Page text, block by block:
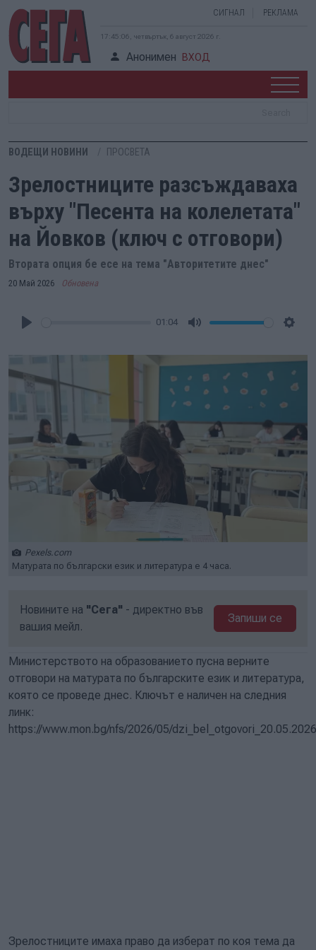
СИГНАЛ РЕКЛАМА
17:45:07, четвъртък, 6 август 2026 г.
Анонимен ВХОД
ВОДЕЩИ НОВИНИ ПРОСВЕТА
Зрелостниците разсъждаваха
върху "Песента на колелетата"
на Йовков (ключ с отговори)
Втората опция бе есе на тема "Авторитетите днес"
20 Май 2026 Обновена
01:04
Pexels.com
Матурата по български език и литература е 4 часа.
Новините на "Сега" - директно във
вашия мейл.
Запиши се
Министерството на образованието пусна верните
отговори на матурата по българските език и литература,
която се проведе днес. Ключът е наличен на следния
линк:
https://www.mon.bg/nfs/2026/05/
Зрелостниците имаха право да изберат по коя тема да